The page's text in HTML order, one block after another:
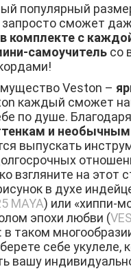
популярный
запросто сможет
в комплекте с
самоучитель со
Veston –
каждый сможет
по душе. Благодаря
и
выпускать
взгляните на этот
в духе
MAYA) или «хиппи-
эпохи любви (
таком
себе укулеле,
вашу